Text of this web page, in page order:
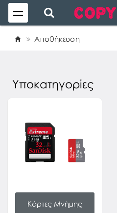
Αποθήκευση
Υποκατηγορίες
Κάρτες Μνήμης